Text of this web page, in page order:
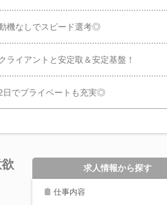
機なしでスピード選考◎
ライアントと安定取＆安定基盤！
でプライベートも充実◎
求人情報から探す
仕事内容